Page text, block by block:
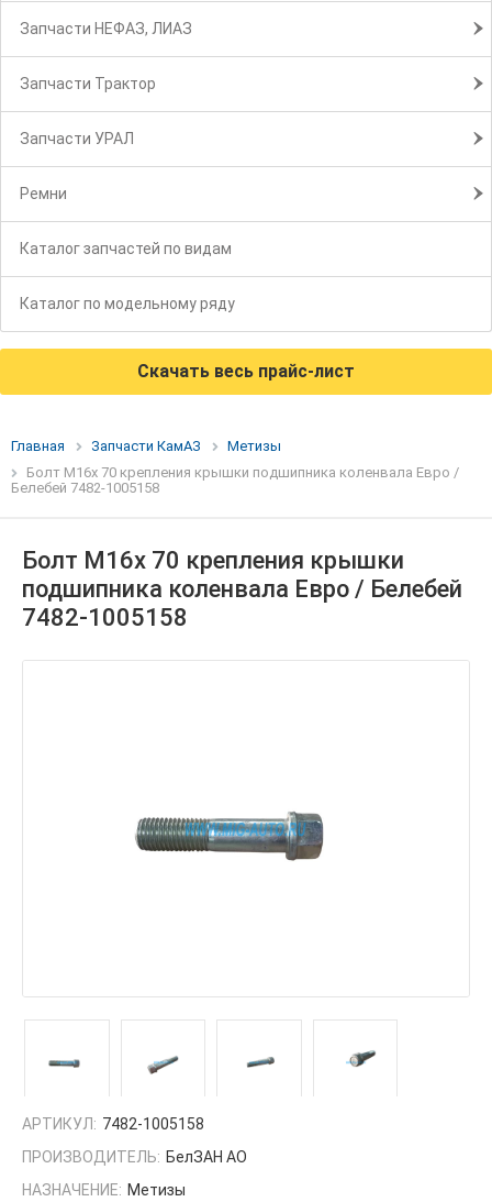
Запчасти НЕФАЗ, ЛИАЗ
Запчасти Трактор
Запчасти УРАЛ
Ремни
Каталог запчастей по видам
Каталог по модельному ряду
Скачать весь прайс-лист
Главная Запчасти КамАЗ
Метизы
Болт М16х 70 крепления крышки подшипника коленвала Евро /
Белебей 7482-1005158
Болт М16х 70 крепления крышки
подшипника коленвала Евро / Белебей
7482-1005158
АРТИКУЛ: 7482-1005158
ПРОИЗВОДИТЕЛЬ: БелЗАН АО
НАЗНАЧЕНИЕ: Метизы